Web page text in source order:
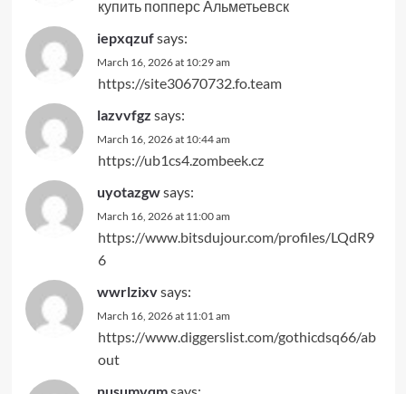
купить попперс Альметьевск
iepxqzufsays:
March 16, 2026 at 10:29 am
https://site30670732.fo.team
lazvvfgz says:
March 16, 2026 at 10:44 am
https://ub1cs4.zombeek.cz
uyotazgwsays:
March 16, 2026 at 11:00 am
https://www.bitsdujour.com/profiles/LQdR9
6
wwrlzixvsays:
March 16, 2026 at 11:01 am
https://www.diggerslist.com/gothicdsq66/ab
out